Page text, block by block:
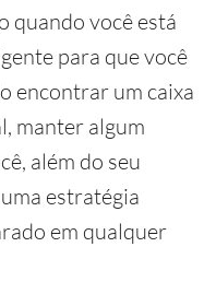
quando você está
para que você
encontrar um caixa
manter algum
além do seu
estratégia
em qualquer